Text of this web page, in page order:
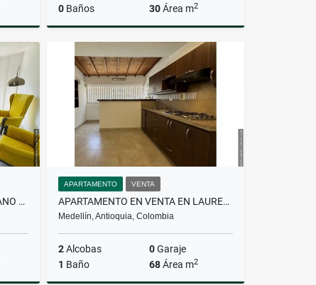
0 Baños 30Área m2
Alquiler
$4.800.000
PARCELACIÓN EN VENTA EN LLANO GRANDE
APARTAMENTO VENTA
APARTAMENTO EN VENTA EN LAURELES
Medellín, Antioquia, Colombia
2Alcobas 0Garaje
1 Baño 68Área m2